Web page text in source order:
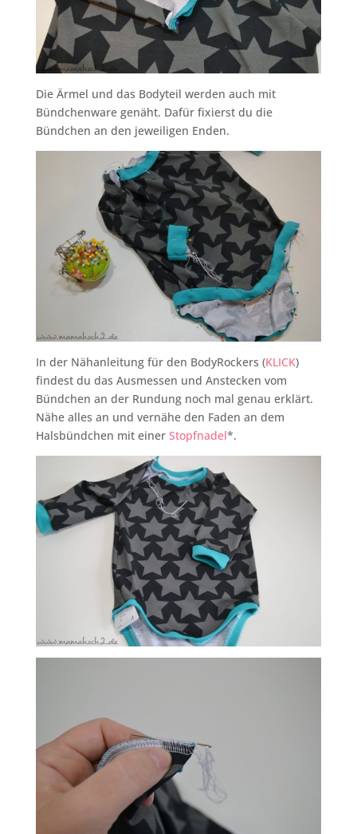
Die Ärmel und das Bodyteil werden auch mit
Bündchenware genäht. Dafür fixierst du die
Bündchen an den jeweiligen Enden.
In der Nähanleitung für den BodyRockers (KLICK)
findest du das Ausmessen und Anstecken vom
Bündchen an der Rundung noch mal genau erklärt.
Nähe alles an und vernähe den Faden an dem
Halsbündchen mit einer Stopfnadel*.